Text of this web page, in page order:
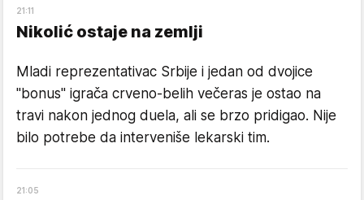
21:11
Nikolić ostaje na zemlji
Mladi reprezentativac Srbije i jedan od dvojice
''bonus'' igrača crveno-belih večeras je ostao na
travi nakon jednog duela, ali se brzo pridigao. Nije
bilo potrebe da interveniše lekarski tim.
21:05